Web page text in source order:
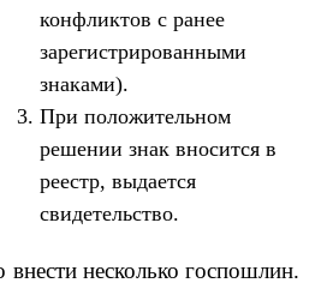
конфликтов с ранее
зарегистрированными
знаками).
При положительном
решении знак вносится в
реестр, выдается
свидетельство.
несколько госпошлин.